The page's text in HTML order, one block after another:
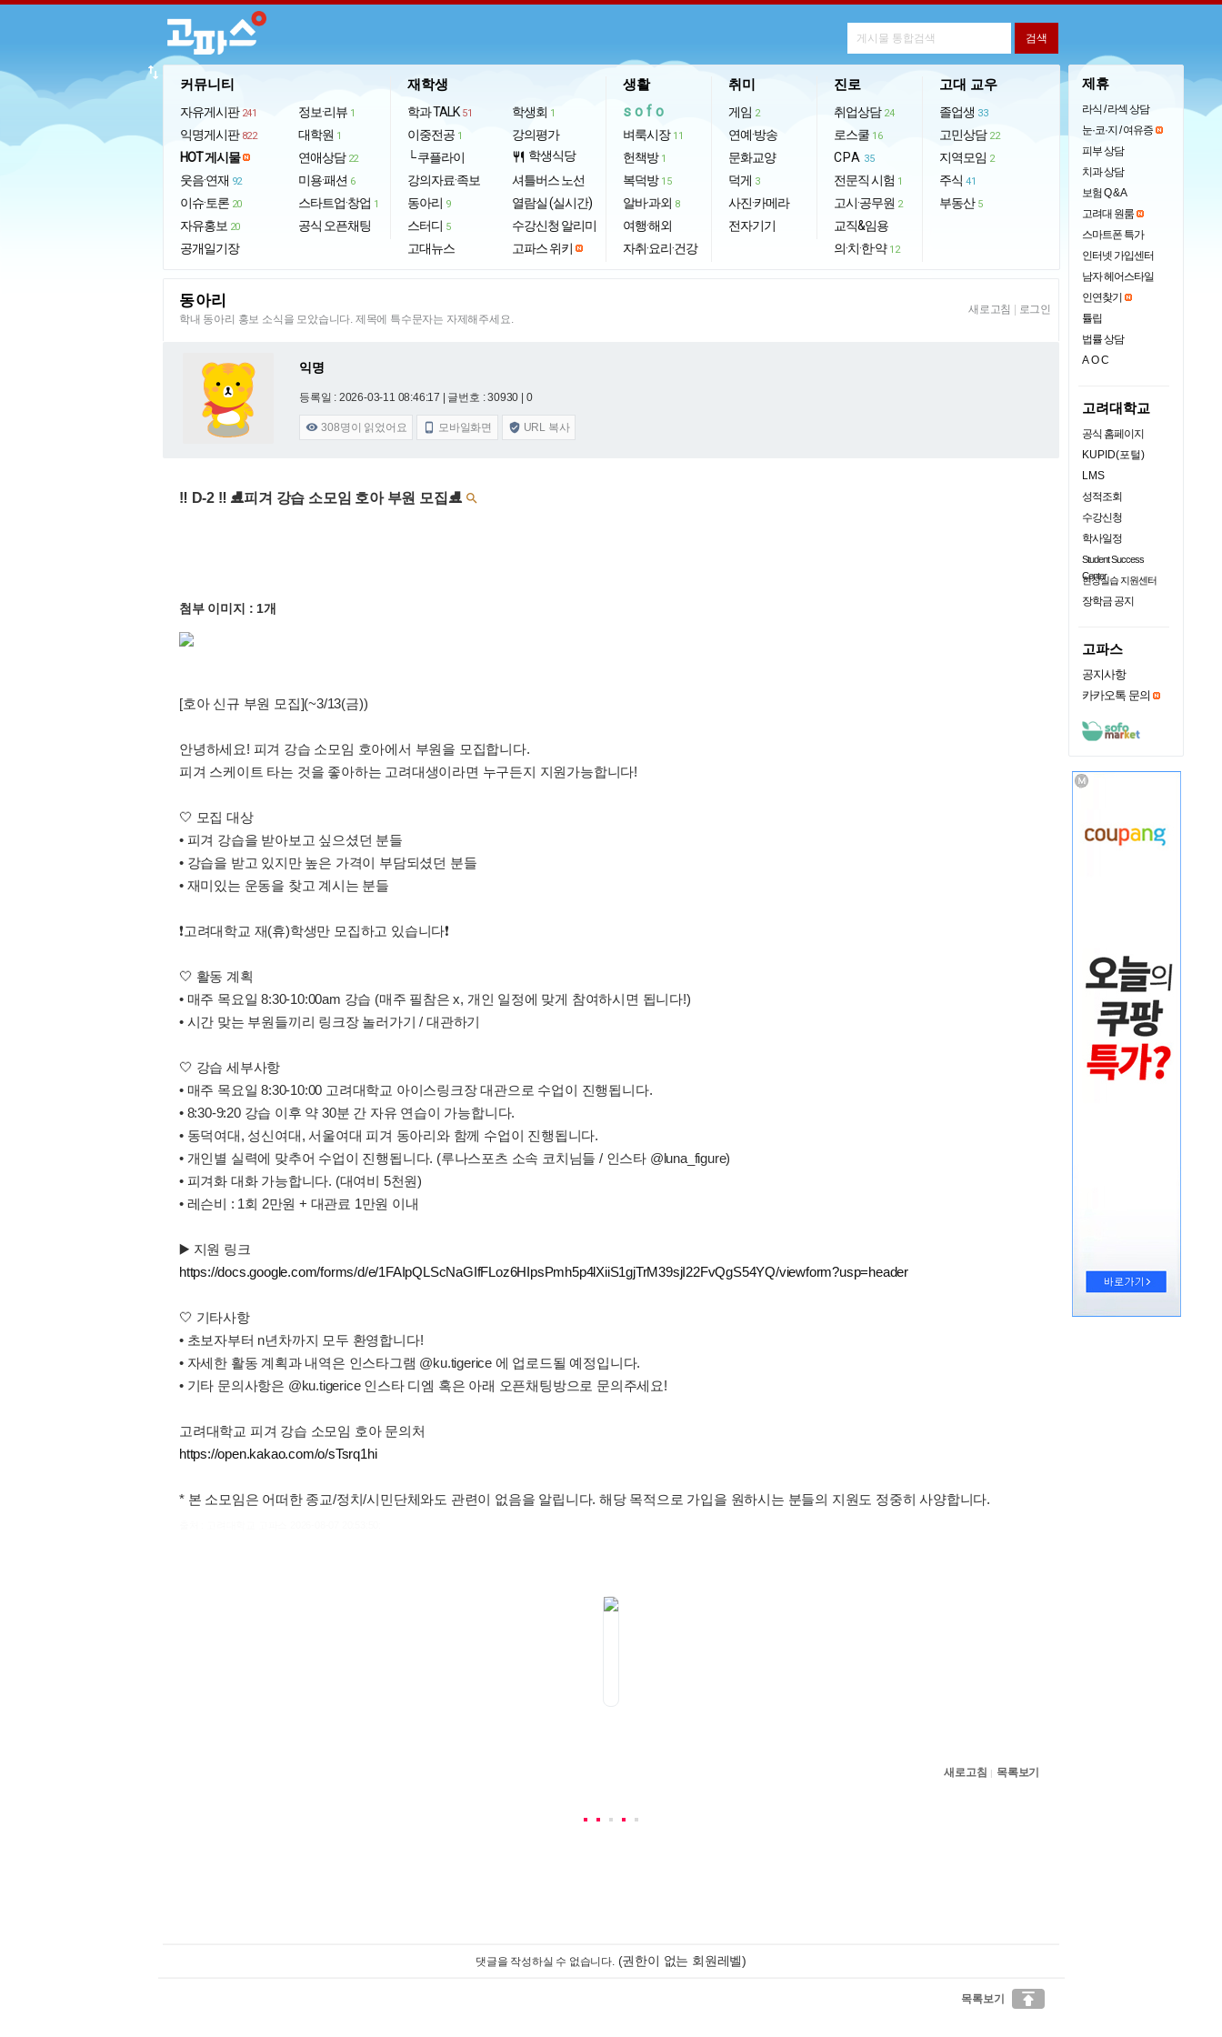
커뮤니티
자유게시판 241
익명게시판 822
HOT 게시물
웃음·연재 92
이슈·토론 20
자유홍보 20
공개일기장
정보·리뷰 1
대학원 1
연애상담 22
미용·패션 6
스타트업·창업 1
공식 오픈채팅
재학생
학과 TALK 51
이중전공 1
└ 쿠플라이
강의자료·족보
동아리 9
스터디 5
고대뉴스
학생회 1
강의평가
restaurant 학생식당
셔틀버스 노선
열람실 (실시간)
수강신청 알리미
고파스 위키
생활
sofo
벼룩시장 11
헌책방 1
복덕방 15
알바·과외 8
여행·해외
자취·요리·건강
취미
게임 2
연예·방송
문화교양
덕게 3
사진·카메라
전자기기
진로
취업상담 24
로스쿨 16
CPA 35
전문직 시험 1
고시·공무원 2
교직&임용
의·치·한·약 12
고대 교우
졸업생 33
고민상담 22
지역모임 2
주식 41
부동산 5
import_export
동아리
학내 동아리 홍보 소식을 모았습니다. 제목에 특수문자는 자제해주세요.
새로고침 로그인
익명
등록일 : 2026-03-11 08:46:17 | 글번호 : 30930 | 0
 308명이 읽었어요  모바일화면  URL 복사
‼️ D-2 ‼️ ⛸️피겨 강습 소모임 호아 부원 모집⛸️ 
첨부 이미지 : 1개
[호아 신규 부원 모집](~3/13(금))
안녕하세요! 피겨 강습 소모임 호아에서 부원을 모집합니다.
피겨 스케이트 타는 것을 좋아하는 고려대생이라면 누구든지 지원가능합니다!
🤍 모집 대상
• 피겨 강습을 받아보고 싶으셨던 분들
• 강습을 받고 있지만 높은 가격이 부담되셨던 분들
• 재미있는 운동을 찾고 계시는 분들
❗️고려대학교 재(휴)학생만 모집하고 있습니다❗️
🤍 활동 계획
• 매주 목요일 8:30-10:00am 강습 (매주 필참은 x, 개인 일정에 맞게 참여하시면 됩니다!)
• 시간 맞는 부원들끼리 링크장 놀러가기 / 대관하기
🤍 강습 세부사항
• 매주 목요일 8:30-10:00 고려대학교 아이스링크장 대관으로 수업이 진행됩니다.
• 8:30-9:20 강습 이후 약 30분 간 자유 연습이 가능합니다.
• 동덕여대, 성신여대, 서울여대 피겨 동아리와 함께 수업이 진행됩니다.
• 개인별 실력에 맞추어 수업이 진행됩니다. (루나스포츠 소속 코치님들 / 인스타 @luna_figure)
• 피겨화 대화 가능합니다. (대여비 5천원)
• 레슨비 : 1회 2만원 + 대관료 1만원 이내
▶️ 지원 링크
https://docs.google.com/forms/d/e/1FAIpQLScNaGIfFLoz6HIpsPmh5p4lXiiS1gjTrM39sjI22FvQgS54YQ/viewform?usp=header
🤍 기타사항
• 초보자부터 n년차까지 모두 환영합니다!
• 자세한 활동 계획과 내역은 인스타그램 @ku.tigerice 에 업로드될 예정입니다.
• 기타 문의사항은 @ku.tigerice 인스타 디엠 혹은 아래 오픈채팅방으로 문의주세요!
고려대학교 피겨 강습 소모임 호아 문의처
https://open.kakao.com/o/sTsrq1hi
* 본 소모임은 어떠한 종교/정치/시민단체와도 관련이 없음을 알립니다. 해당 목적으로 가입을 원하시는 분들의 지원도 정중히 사양합니다.
새로고침 | 목록보기
댓글을 작성하실 수 없습니다. (권한이 없는 회원레벨)
목록보기 
제휴
라식 / 라섹 상담
눈·코·지 / 여유증
피부 상담
치과 상담
보험 Q & A
고려대 원룸
스마트폰 특가
인터넷 가입센터
남자 헤어스타일
인연찾기
튤립
법률 상담
AOC
고려대학교
공식 홈페이지
KUPID(포털)
LMS
성적조회
수강신청
학사일정
Student Success
Center
현장실습 지원센터
장학금 공지
고파스
공지사항
카카오톡 문의